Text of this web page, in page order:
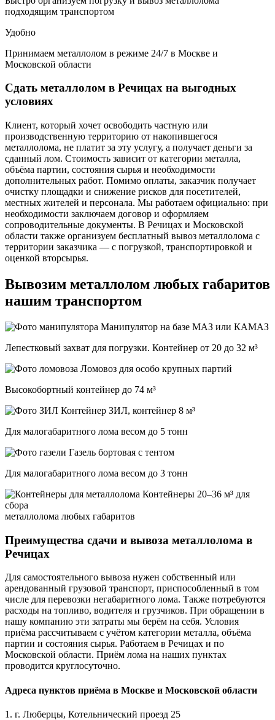
подходящим транспортом
Удобно
Принимаем металлолом в режиме 24/7 в Москве и
Московской области
Сдать металлолом в Речицах на выгодных
условиях
Клиент, который хочет освободить частную или
производственную территорию от накопившегося
металлолома, не платит за эту услугу, а получает деньги за
сданный лом. Стоимость зависит от категории металла,
объёма партии, состояния сырья и необходимости
дополнительных работ. Помимо оплаты, заказчик получает
очистку площадки и снижение рисков для посетителей,
местных жителей и персонала. Мы работаем официально: при
необходимости заключаем договор и оформляем
сопроводительные документы. В Речицах и Московской
области также организуем бесплатный вывоз металлолома с
территории заказчика — с погрузкой, транспортировкой и
оценкой вторсырья.
Вывозим металлолом любых габаритов
нашим транспортом
Манипулятор на базе МАЗ или КАМАЗ
Лепестковый захват для погрузки. Контейнер от 20 до 32 м³
Ломовоз для особо крупных партий
Высокобортный контейнер до 74 м³
ЗИЛ, контейнер 8 м³
Для малогабаритного лома весом до 5 тонн
Газель бортовая с тентом
Для малогабаритного лома весом до 3 тонн
Контейнеры 20–36 м³ для
сбора
металлолома любых габаритов
Преимущества сдачи и вывоза металлолома в
Речицах
Для самостоятельного вывоза нужен собственный или
арендованный грузовой транспорт, приспособленный в том
числе для перевозки негабаритного лома. Также потребуются
расходы на топливо, водителя и грузчиков. При обращении в
нашу компанию эти затраты мы берём на себя. Условия
приёма рассчитываем с учётом категории металла, объёма
партии и состояния сырья. Работаем в Речицах и по
Московской области. Приём лома на наших пунктах
проводится круглосуточно.
Адреса пунктов приёма в Москве и Московской области
1. г. Люберцы, Котельнический проезд 25